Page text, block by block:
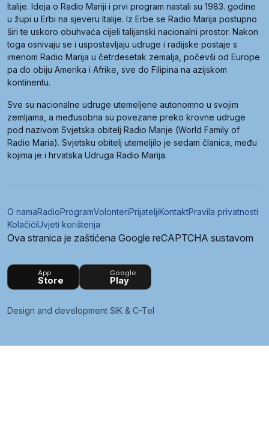
Italije. Ideja o Radio Mariji i prvi program nastali su 1983. godine
u župi u Erbi na sjeveru Italije. Iz Erbe se Radio Marija postupno
širi te uskoro obuhvaća cijeli talijanski nacionalni prostor. Nakon
toga osnivaju se i uspostavljaju udruge i radijske postaje s
imenom Radio Marija u četrdesetak zemalja, počevši od Europe
pa do obiju Amerika i Afrike, sve do Filipina na azijskom
kontinentu.
Sve su nacionalne udruge utemeljene autonomno u svojim
zemljama, a međusobna su povezane preko krovne udruge
pod nazivom Svjetska obitelj Radio Marije (World Family of
Radio Maria). Svjetsku obitelj utemeljilo je sedam članica, među
kojima je i hrvatska Udruga Radio Marija.
O namaRadioProgramVolonteriPrijateljiKontaktPravila privatnosti
KolačićiUvjeti korištenja
Ova stranica je zaštićena Google reCAPTCHA sustavom
App
Store
Google
Play
Design and development SIK & C-Tel